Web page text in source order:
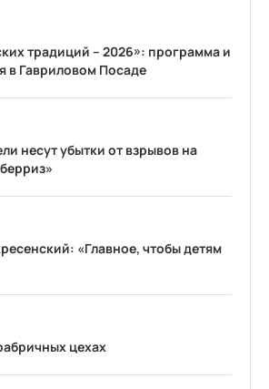
традиций – 2026»: программа и
в Гавриловом Посаде
несут убытки от взрывов на
«Главное, чтобы детям
цехах